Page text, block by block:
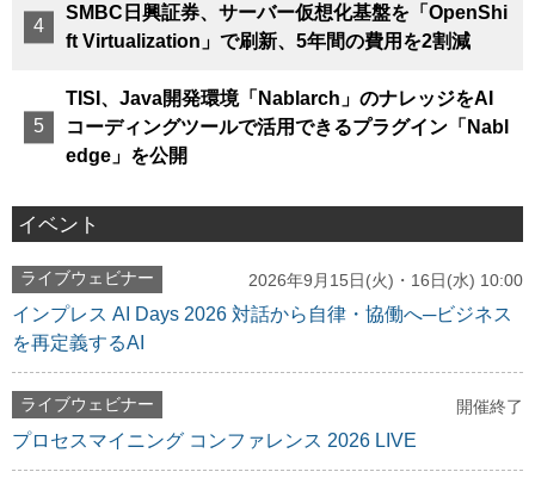
SMBC日興証券、サーバー仮想化基盤を「OpenShi
ft Virtualization」で刷新、5年間の費用を2割減
TISI、Java開発環境「Nablarch」のナレッジをAI
コーディングツールで活用できるプラグイン「Nabl
edge」を公開
イベント
ライブウェビナー 2026年9月15日(火)・16日(水) 10:00
インプレス AI Days 2026 対話から自律・協働へ─ビジネス
を再定義するAI
ライブウェビナー 開催終了
プロセスマイニング コンファレンス 2026 LIVE